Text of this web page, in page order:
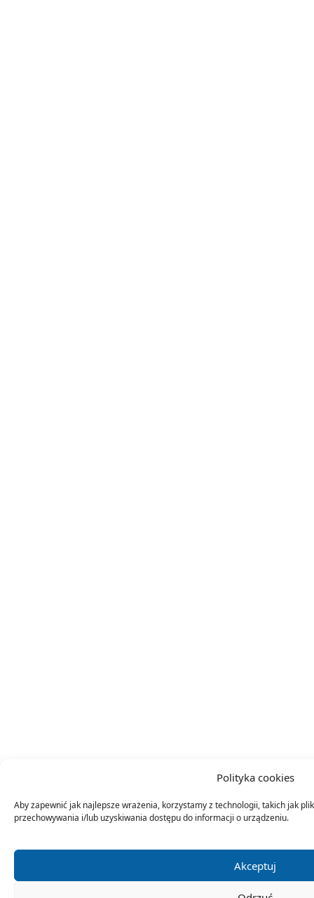
Polityka cookies
Aby zapewnić jak najlepsze wrażenia, korzystamy z technologii, takich jak
przechowywania i/lub uzyskiwania dostępu do informacji o urządzeniu.
Akceptuj